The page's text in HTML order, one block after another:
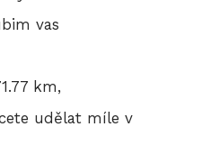
vas
km,
udělat míle v